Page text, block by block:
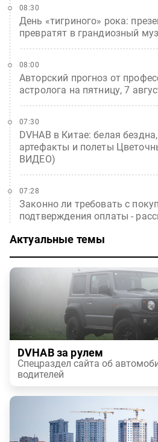
День «тигриного» рока:
превратят в грандиозный
08:30
Авторский прогноз от
астролога на пятницу, 7
08:00
DVHAB в Китае: белая
артефакты и полеты
ВИДЕО)
07:30
Законно ли требовать с
подтверждения оплаты -
07:28
Актуальные темы
DVHAB за рулем
Спецраздел сайта об
водителей